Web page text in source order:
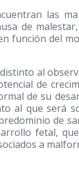
las
de
función del
al
de
de su
al que será
de
fetal,
a